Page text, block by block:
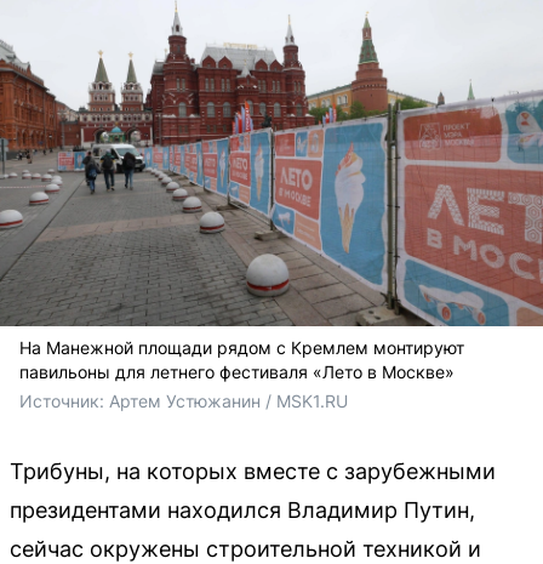
На Манежной площади рядом с Кремлем монтируют
павильоны для летнего фестиваля «Лето в Москве»
Источник: Артем Устюжанин / MSK1.RU
Трибуны, на которых вместе с зарубежными
президентами находился Владимир Путин,
сейчас окружены строительной техникой и